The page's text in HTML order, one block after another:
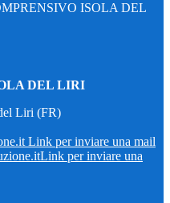
ISOLA DEL
DEL LIRI
Liri (FR)
Link per inviare una mail
Link per inviare una